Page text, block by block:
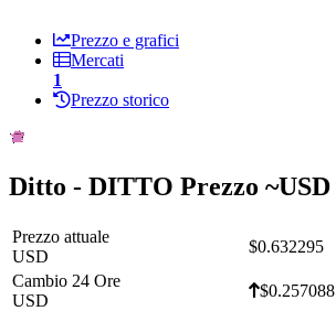
Prezzo e grafici
Mercati
1
Prezzo storico
Ditto - DITTO Prezzo ~USD
Prezzo attuale
USD
$0.632295
Cambio 24 Ore
USD
$0.257088